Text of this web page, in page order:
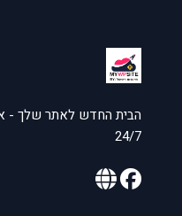
הבית החדש לאתר שלך -
24/7